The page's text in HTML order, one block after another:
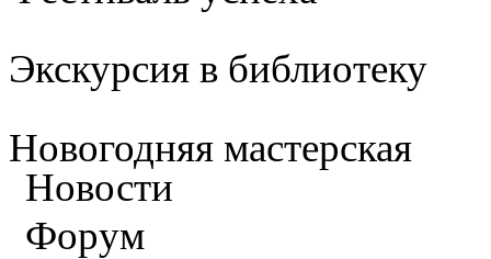
Экскурсия в библиотеку
Новогодняя мастерская
Новости
Форум